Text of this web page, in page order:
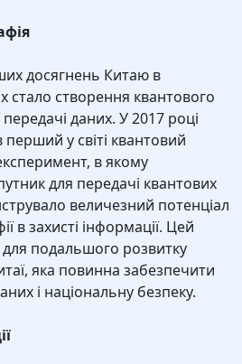
досягнень Китаю в
стало створення квантового
даних. У 2017 році
у світі квантовий
в якому
для передачі квантових
величезний потенціал
в захисті інформації. Цей
подальшого розвитку
яка повинна забезпечити
і національну безпеку.